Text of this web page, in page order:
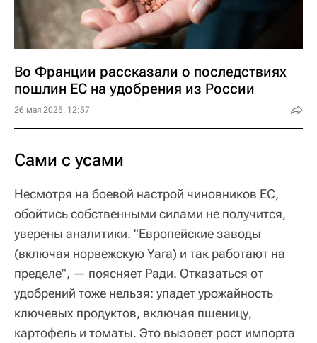
Во Франции рассказали о последствиях
пошлин ЕС на удобрения из России
26 мая 2025, 12:57
Сами с усами
Несмотря на боевой настрой чиновников ЕС,
обойтись собственными силами не получится,
уверены аналитики. "Европейские заводы
(включая норвежскую Yara) и так работают на
пределе", — поясняет Ради. Отказаться от
удобрений тоже нельзя: упадет урожайность
ключевых продуктов, включая пшеницу,
картофель и томаты. Это вызовет рост импорта